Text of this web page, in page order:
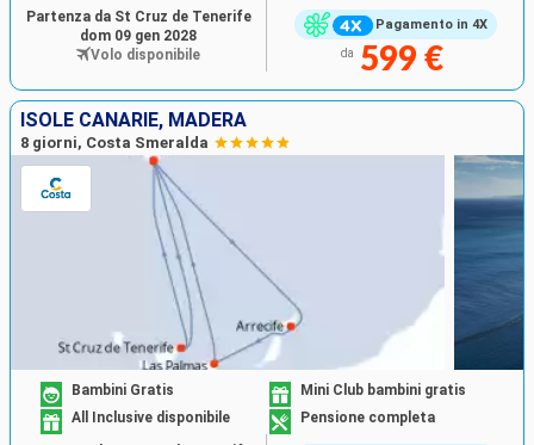
Pagamento in 4X
da 599 €
Partenza da St Cruz de Tenerife
dom 09 gen 2028
Volo disponibile
ISOLE CANARIE, MADERA
8 giorni, Costa Smeralda
Bambini Gratis
Mini Club bambini gratis
All Inclusive disponibile
Pensione completa